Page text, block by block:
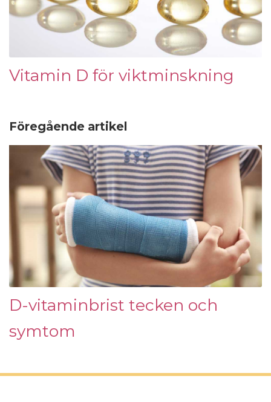
Vitamin D för viktminskning
Föregående artikel
D-vitaminbrist tecken och
symtom